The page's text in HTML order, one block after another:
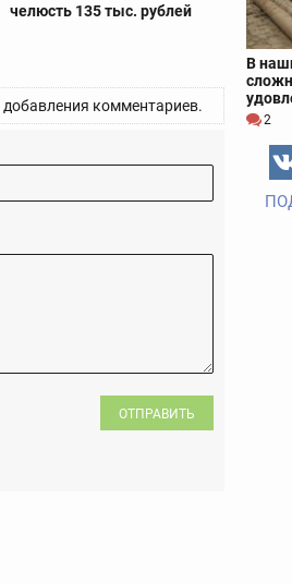
челюсть 135 тыс. рублей
добавления комментариев.
ОТПРАВИТЬ
В
2